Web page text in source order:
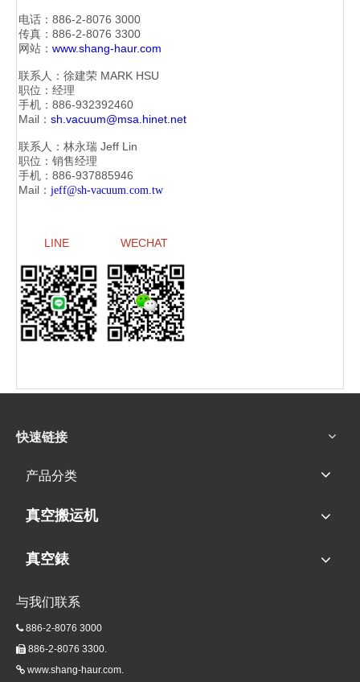
电话：886-2-8076 3000
传真：886-2-8076 3300
网站： www.shang-haur.com
联系人：徐建荣 MARK HSU
职位：经理
手机：886-932392460
Mail： sh.vacuum@msa.hinet.net
联系人：林永瑞 Jeff Lin
职位：销售经理
手机：886-937885946
Mail： jeff@sh-vacuum.com.tw
LINE WECHAT
快速链接
产品分类
真空搬运机
真空錶
与我们联系
886-2-8076 3000
 886-2-8076 3300.
 www.shang-haur.com.